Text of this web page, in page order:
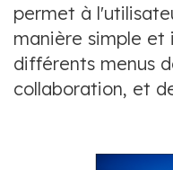
permet à
manière simple et
différents menus
collaboration, et